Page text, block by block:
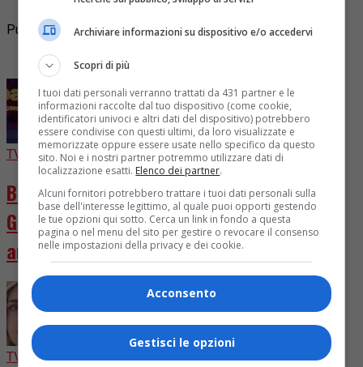
Pubblicità
I più letti
TV 2 giorni fa
Ballando con le Stelle 2026, cast chiuso.
Giuria rivoluzionata con D’Urso e Presta in
arrivo
TV 7 giorni fa
Archiviare informazioni su dispositivo e/o accedervi
Scopri di più
I tuoi dati personali verranno trattati da 431 partner e le
informazioni raccolte dal tuo dispositivo (come cookie,
identificatori univoci e altri dati del dispositivo) potrebbero
essere condivise con questi ultimi, da loro visualizzate e
memorizzate oppure essere usate nello specifico da questo
sito. Noi e i nostri partner potremmo utilizzare dati di
localizzazione esatti. Elenco dei partner.
Alcuni fornitori potrebbero trattare i tuoi dati personali sulla
base dell'interesse legittimo, al quale puoi opporti gestendo
le tue opzioni qui sotto. Cerca un link in fondo a questa
pagina o nel menu del sito per gestire o revocare il consenso
nelle impostazioni della privacy e dei cookie.
Acconsento
Gestisci le opzioni